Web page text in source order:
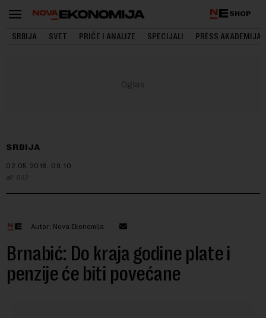
SHOP
SRBIJA SVET PRIČE I ANALIZE SPECIJALI PRESS AKADEMIJA
SRBIJA
02.05.2018. 09:10
B92
Autor: Nova Ekonomija
Brnabić: Do kraja godine plate i
penzije će biti povećane